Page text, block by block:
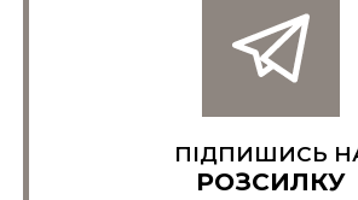
ПІДПИШИСЬ
РОЗСИЛКУ